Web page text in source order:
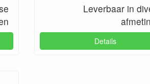
Leverbaar in
Details